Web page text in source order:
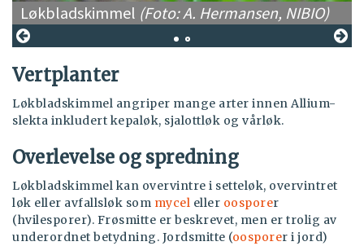
Løkbladskimmel (Foto: A. Hermansen, NIBIO)
Vertplanter
Løkbladskimmel angriper mange arter innen Allium-
slekta inkludert kepaløk, sjalottløk og vårløk.
Overlevelse og spredning
Løkbladskimmel kan overvintre i setteløk, overvintret
løk eller avfallsløk som mycel eller oosporer
(hvilesporer). Frøsmitte er beskrevet, men er trolig av
underordnet betydning. Jordsmitte (oosporer i jord)